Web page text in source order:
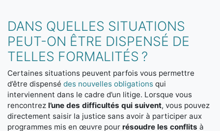
DANS QUELLES SITUATIONS
PEUT-ON ÊTRE DISPENSÉ DE
TELLES FORMALITÉS ?
Certaines situations peuvent parfois vous permettre
d’être dispensé des nouvelles obligations qui
interviennent dans le cadre d’un litige. Lorsque vous
rencontrez l’une des difficultés qui suivent, vous pouvez
directement saisir la justice sans avoir à participer aux
programmes mis en œuvre pour résoudre les conflits à